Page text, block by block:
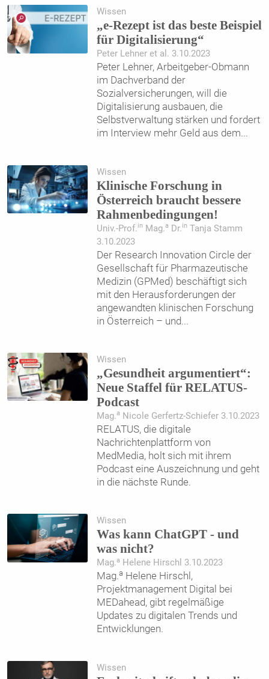
Wissen
„e-Rezept ist das beste Beispiel
für Digitalisierung“
Peter Lehner et al. 3.10.2023
Peter Lehner, Arbeitgeber-Obmann
im Dachverband der
Sozialversicherungen, will die
Digitalisierung ausbauen, die
Selbstverwaltung stärken und fordert
im Interview mehr Geld aus dem...
Wissen
Klinische Forschung in
Österreich braucht bessere
Rahmenbedingungen!
Univ.-Prof.inMag.a Dr.inTanja Stamm
3.10.2023
Der Research Innovation Circle der
Gesellschaft für Pharmazeutische
Medizin (GPMed) beschäftigt sich
mit den Herausforderungen der
angewandten klinischen Forschung
in Österreich – und...
Wissen
„Gesundheit argumentiert“:
Neue Staffel für RELATUS-
Podcast
Mag.a Nicole Gerfertz-Schiefer 3.10.2023
RELATUS, die digitale
Nachrichtenplattform von
MedMedia, holt sich mit ihrem
Podcast eine Auszeichnung und geht
in die nächste Runde.
Wissen
Was kann ChatGPT - und
was nicht?
Mag.a Helene Hirschl 3.10.2023
Mag.a Helene Hirschl,
Projektmanagement Digital bei
MEDahead, gibt regelmäßige
Updates zu digitalen Trends und
Entwicklungen.
Wissen